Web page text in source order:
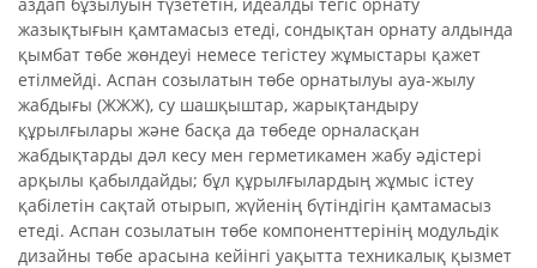
жазықтығын қамтамасыз етеді, сондықтан орнату алдында
қымбат төбе жөндеуі немесе тегістеу жұмыстары қажет
етілмейді. Аспан созылатын төбе орнатылуы ауа-жылу
жабдығы (ЖЖЖ), су шашқыштар, жарықтандыру
құрылғылары және басқа да төбеде орналасқан
жабдықтарды дәл кесу мен герметикамен жабу әдістері
арқылы қабылдайды; бұл құрылғылардың жұмыс істеу
қабілетін сақтай отырып, жүйенің бүтіндігін қамтамасыз
етеді. Аспан созылатын төбе компоненттерінің модульдік
дизайны төбе арасына кейінгі уақытта техникалық қызмет